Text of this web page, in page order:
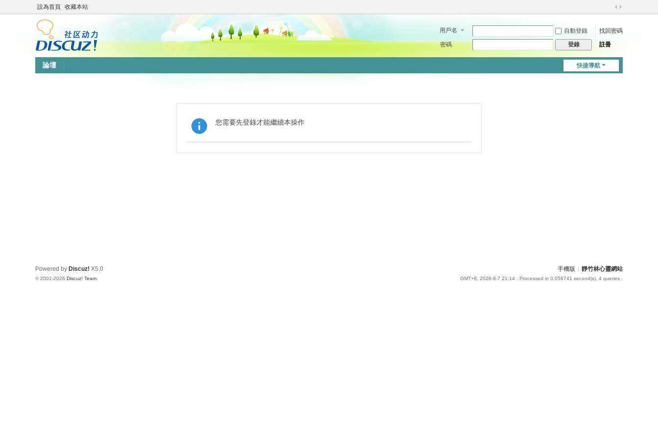
設為首頁 收藏本站
切
到
用戶名 自動登錄
找回密碼
密碼
登錄 註冊
快捷導航
論壇
您需要先登錄才能繼續本操作
手機版 靜竹林心靈網站
GMT+8, 2026-8-7 21:14 , Processed in 0.056741 second(s), 4 queries .
Powered by Discuz! X5.0
© 2001-2026 Discuz! Team